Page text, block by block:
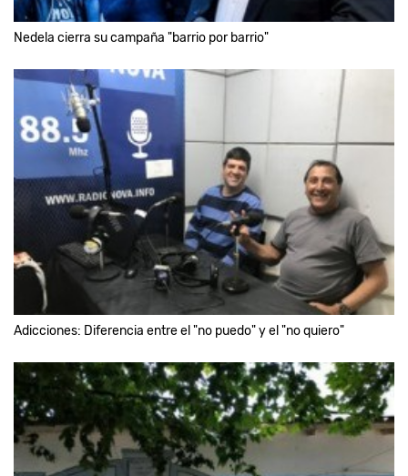
Nedela cierra su campaña "barrio por barrio"
Adicciones: Diferencia entre el "no puedo" y el "no quiero"